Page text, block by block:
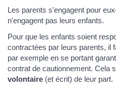
Les parents s'engagent pour
n'engagent pas leurs enfants.
Pour que les enfants soient
contractées par leurs parents, il
par exemple en se portant
contrat de cautionnement. Cela
volontaire (et écrit) de leur part.